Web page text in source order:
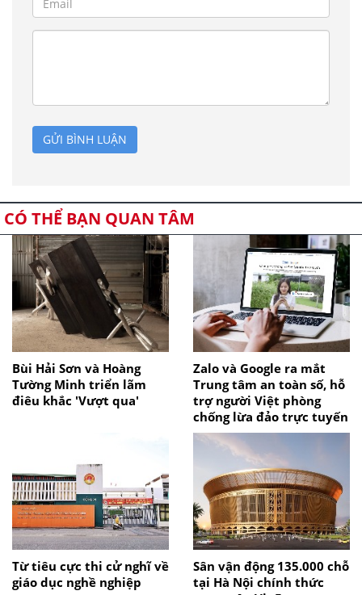
GỬI BÌNH LUẬN
CÓ THỂ BẠN QUAN TÂM
Bùi Hải Sơn và Hoàng
Tường Minh triển lãm
điêu khắc 'Vượt qua'
Zalo và Google ra mắt
Trung tâm an toàn số, hỗ
trợ người Việt phòng
chống lừa đảo trực tuyến
Từ tiêu cực thi cử nghĩ về
giáo dục nghề nghiệp
Sân vận động 135.000 chỗ
tại Hà Nội chính thức